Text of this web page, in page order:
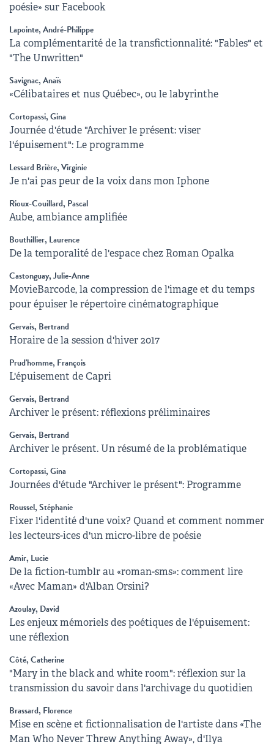
poésie» sur Facebook
Lapointe, André-Philippe
La complémentarité de la transfictionnalité: "Fables" et
"The Unwritten"
Savignac, Anaïs
«Célibataires et nus Québec», ou le labyrinthe
Cortopassi, Gina
Journée d'étude "Archiver le présent: viser
l'épuisement": Le programme
Lessard Brière, Virginie
Je n'ai pas peur de la voix dans mon Iphone
Rioux-Couillard, Pascal
Aube, ambiance amplifiée
Bouthillier, Laurence
De la temporalité de l'espace chez Roman Opalka
Castonguay, Julie-Anne
MovieBarcode, la compression de l'image et du temps
pour épuiser le répertoire cinématographique
Gervais, Bertrand
Horaire de la session d'hiver 2017
Prud'homme, François
L'épuisement de Capri
Gervais, Bertrand
Archiver le présent: réflexions préliminaires
Gervais, Bertrand
Archiver le présent. Un résumé de la problématique
Cortopassi, Gina
Journées d'étude "Archiver le présent": Programme
Roussel, Stéphanie
Fixer l'identité d'une voix? Quand et comment nommer
les lecteurs-ices d'un micro-libre de poésie
Amir, Lucie
De la fiction-tumblr au «roman-sms»: comment lire
«Avec Maman» d'Alban Orsini?
Azoulay, David
Les enjeux mémoriels des poétiques de l'épuisement:
une réflexion
Côté, Catherine
"Mary in the black and white room": réflexion sur la
transmission du savoir dans l'archivage du quotidien
Brassard, Florence
Mise en scène et fictionnalisation de l'artiste dans «The
Man Who Never Threw Anything Away», d'Ilya